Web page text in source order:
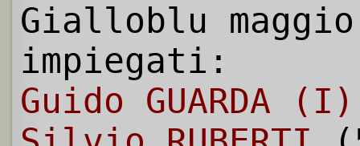
Gialloblu
impiegati:
Guido GUARDA (I)